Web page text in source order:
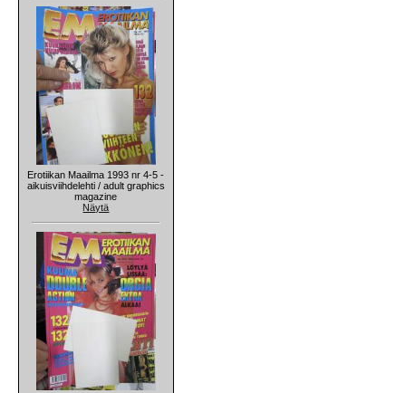
Erotiikan Maailma 1993 nr 4-5 -
aikuisviihdelehti / adult graphics
magazine
Näytä